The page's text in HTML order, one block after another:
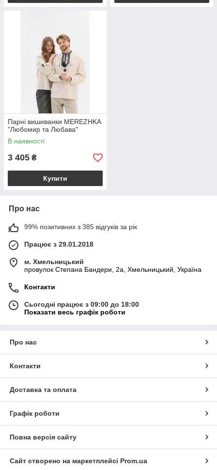
Парні вишиванки MEREZHKA
"Любомир та Любава"
В наявності
3 405 ₴
Купити
Про нас
99% позитивних з 385 відгуків за рік
Працює з 29.01.2018
м. Хмельницький
провулок Степана Бандери, 2a, Хмельницький, Україна
Контакти
Сьогодні працює з 09:00 до 18:00
Показати весь графік роботи
Про нас
Контакти
Доставка та оплата
Графік роботи
Повна версія сайту
Сайт створено на маркетплейсі Prom.ua